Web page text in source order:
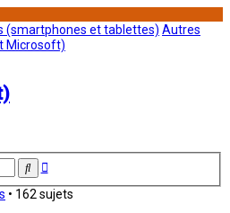
(smartphones et tablettes) Autres
Microsoft)
Rechercher
Recherche
• 162 sujets